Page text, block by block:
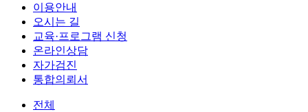
이용안내
오시는 길
교육·프로그램 신청
온라인상담
자가검진
통합의뢰서
전체